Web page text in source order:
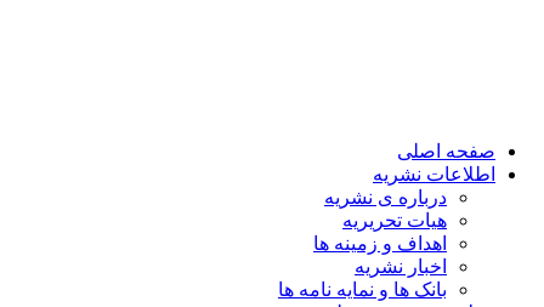
صفحه اصلی
اطلاعات نشریه
درباره ی نشریه
هیات تحریریه
اهداف و زمینه ها
اخبار نشریه
بانک ها و نمایه نامه ها